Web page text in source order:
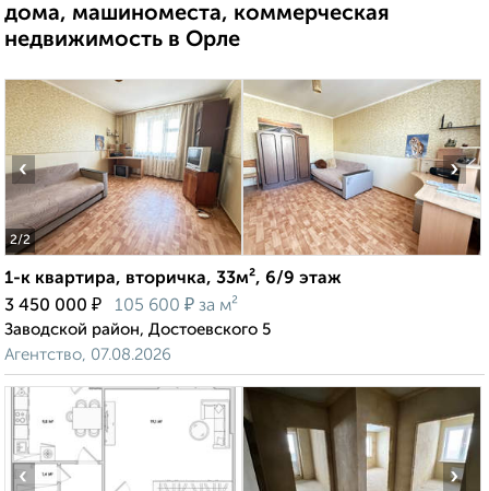
дома, машиноместа, коммерческая
недвижимость в Орле
2/2
‹ ›
1-к квартира, вторичка, 33м², 6/9 этаж
3 450 000 ₽ 105 600 ₽ за м²
Заводской район, Достоевского 5
Агентство, 07.08.2026
‹ ›